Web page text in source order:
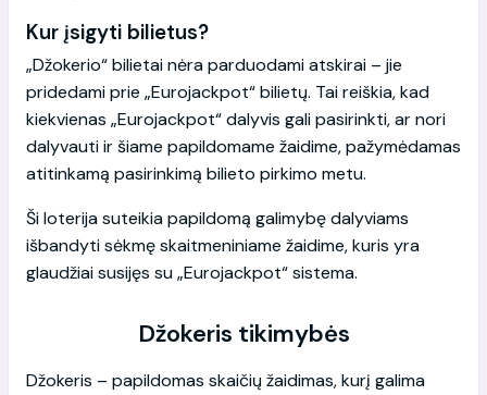
Kur įsigyti bilietus?
„Džokerio“ bilietai nėra parduodami atskirai – jie
pridedami prie „Eurojackpot“ bilietų. Tai reiškia, kad
kiekvienas „Eurojackpot“ dalyvis gali pasirinkti, ar nori
dalyvauti ir šiame papildomame žaidime, pažymėdamas
atitinkamą pasirinkimą bilieto pirkimo metu.
Ši loterija suteikia papildomą galimybę dalyviams
išbandyti sėkmę skaitmeniniame žaidime, kuris yra
glaudžiai susijęs su „Eurojackpot“ sistema.
Džokeris tikimybės
Džokeris – papildomas skaičių žaidimas, kurį galima